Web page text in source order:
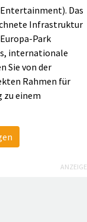
Das
Infrastruktur
Park
internationale
Sie von der
Rahmen für
zu einem
ANZEIGE